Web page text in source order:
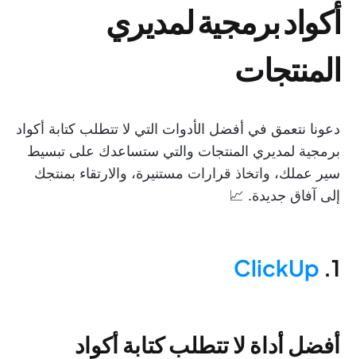
أكواد برمجية لمديري
المنتجات
دعونا نتعمق في أفضل الأدوات التي لا تتطلب كتابة أكواد
برمجية لمديري المنتجات والتي ستساعدك على تبسيط
سير عملك، واتخاذ قرارات مستنيرة، والارتقاء بمنتجك
إلى آفاق جديدة. 📈
1.
ClickUp
أفضل أداة لا تتطلب كتابة أكواد